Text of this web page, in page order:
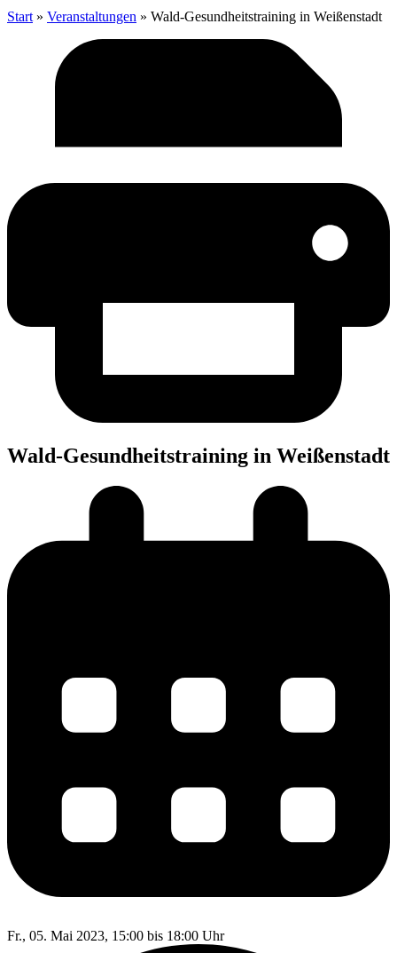
Start » Veranstaltungen » Wald-Gesund­heits­trai­ning in Weißenstadt
Wald-Gesund­heits­trai­ning in Weißenstadt
Fr., 05. Mai 2023, 15:00 bis 18:00 Uhr